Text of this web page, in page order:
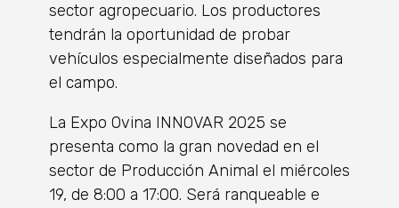
sector agropecuario. Los productores
tendrán la oportunidad de probar
vehículos especialmente diseñados para
el campo.
La Expo Ovina INNOVAR 2025 se
presenta como la gran novedad en el
sector de Producción Animal el miércoles
19, de 8:00 a 17:00. Será ranqueable e